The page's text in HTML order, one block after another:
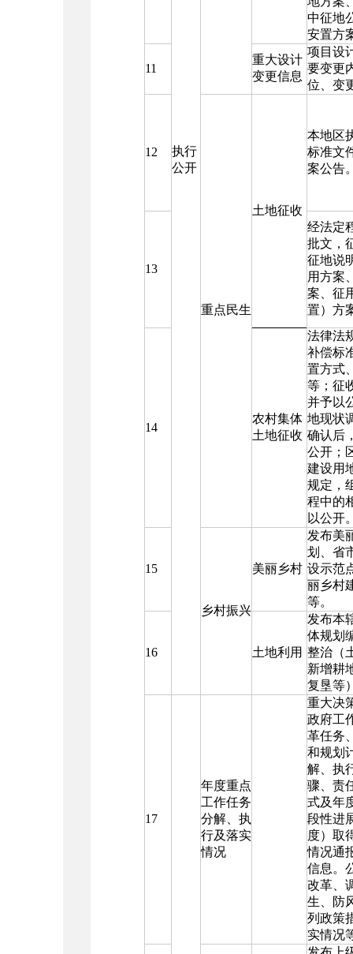
执行
公开
中征地
安置方
11
重大设计
变更信息
项目设
要变更
位、变
12
重点民生
土地征收
本地区
标准文
案公告
13
经法定
批文，
征地说
用方案
案、征
置）方
14
农村集体
土地征收
法律法
补偿标
置方式
等；征
并予以
地现状
确认后
公开；
建设用
规定，
程中的
以公开
15
乡村振兴
美丽乡村
发布美
划、省
设示范
丽乡村
等。
16 土地利用
发布本
体规划
整治（
新增耕
复垦等
17
年度重点
工作任务
分解、执
行及落实
情况
重大决
政府工
革任务
和规划
解、执
骤、责
式及年
段性进
度）取
情况通
信息。
改革、
生、防
列政策
实情况